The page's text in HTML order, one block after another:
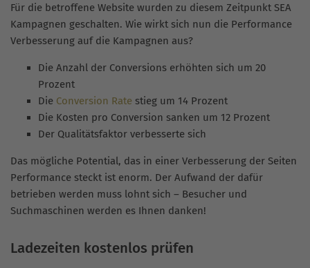
Für die betroffene Website wurden zu diesem Zeitpunkt SEA
Kampagnen geschalten. Wie wirkt sich nun die Performance
Verbesserung auf die Kampagnen aus?
Die Anzahl der Conversions erhöhten sich um 20
Prozent
Die Conversion Rate stieg um 14 Prozent
Die Kosten pro Conversion sanken um 12 Prozent
Der Qualitätsfaktor verbesserte sich
Das mögliche Potential, das in einer Verbesserung der Seiten
Performance steckt ist enorm. Der Aufwand der dafür
betrieben werden muss lohnt sich – Besucher und
Suchmaschinen werden es Ihnen danken!
Ladezeiten kostenlos prüfen